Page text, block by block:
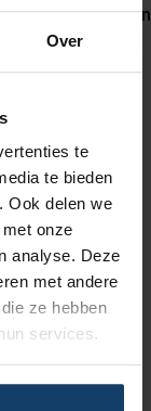
Over
te
te bieden
Ook delen we
onze
analyse. Deze
met andere
ze hebben
services.